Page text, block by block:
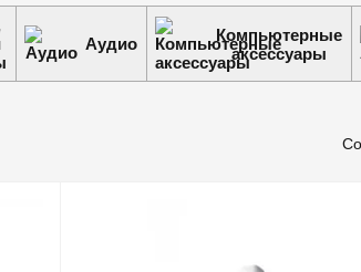
Аудио
Компьютерные
аксессуары